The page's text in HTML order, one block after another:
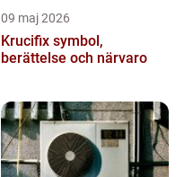
09 maj 2026
Krucifix symbol,
berättelse och närvaro